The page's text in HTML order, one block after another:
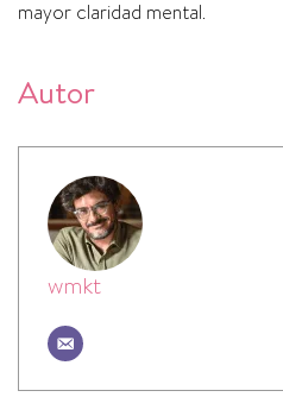
mayor claridad mental.
Autor
wmkt